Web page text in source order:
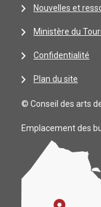
Nouvelles et
Ministère du
Confidentialité
Plan du site
© Conseil des arts
Emplacement des